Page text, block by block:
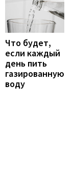
Что будет,
если каждый
день пить
газированную
воду